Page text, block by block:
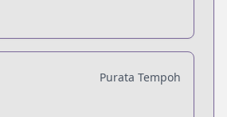
Purata Tempoh